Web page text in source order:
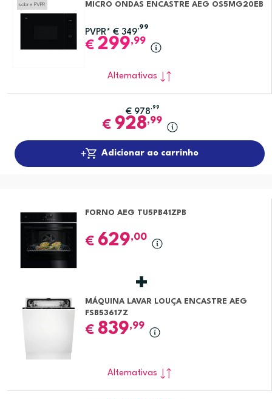
sobre PVPR MICRO ONDAS ENCASTRE AEG OS5MG20EB
PVPR* € 349
,99
€ 299,99
Alternativas
€ 978,99
€ 928,99
Adicionar ao carrinho
FORNO AEG TU5PB41ZPB
€ 629,00
MÁQUINA LAVAR LOUÇA ENCASTRE AEG
FSB53617Z
€ 839,99
Alternativas